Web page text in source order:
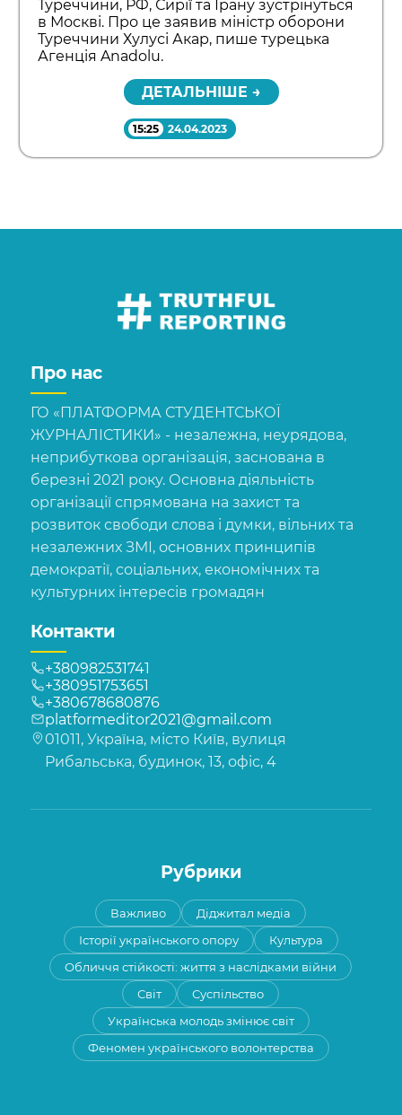
Туреччини, РФ, Сирії та Ірану зустрінуться
в Москві. Про це заявив міністр оборони
Туреччини Хулусі Акар, пише турецька
Агенція Anadolu.
ДЕТАЛЬНІШЕ →
15:25 24.04.2023
Про нас
ГО «ПЛАТФОРМА СТУДЕНТСЬКОЇ
ЖУРНАЛІСТИКИ» - незалежна, неурядова,
неприбуткова організація, заснована в
березні 2021 року. Основна діяльність
організації спрямована на захист та
розвиток свободи слова і думки, вільних та
незалежних ЗМІ, основних принципів
демократії, соціальних, економічних та
культурних інтересів громадян
Контакти
+380982531741
+380951753651
+380678680876
platformeditor2021@gmail.com
01011, Україна, місто Київ, вулиця
Рибальська, будинок, 13, офіс, 4
Рубрики
Важливо
Діджитал медіа
Історії українського опору
Культура
Обличчя стійкості: життя з наслідками війни
Світ
Суспільство
Українська молодь змінює світ
Феномен українського волонтерства